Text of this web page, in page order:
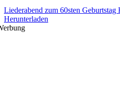
Liederabend zum 60sten Geburtstag
Herunterladen